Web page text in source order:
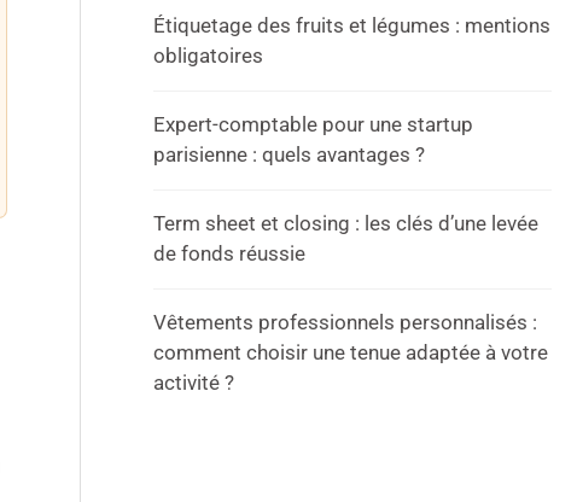
Étiquetage des fruits et légumes : mentions
obligatoires
Expert-comptable pour une startup
parisienne : quels avantages ?
Term sheet et closing : les clés d’une levée
de fonds réussie
Vêtements professionnels personnalisés :
comment choisir une tenue adaptée à votre
activité ?